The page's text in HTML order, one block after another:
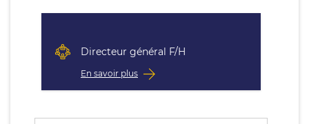
Directeur général F/H
En savoir plus